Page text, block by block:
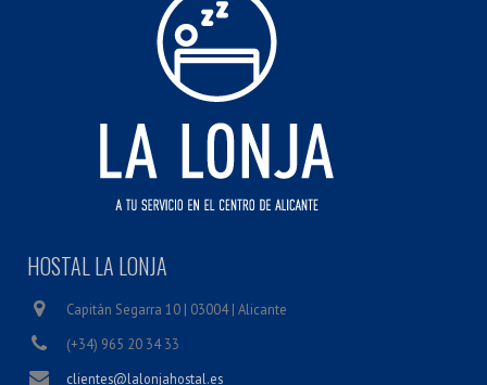
HOSTAL LA LONJA
Capitán Segarra 10 | 03004 | Alicante
(+34) 965 20 34 33
clientes@lalonjahostal.es